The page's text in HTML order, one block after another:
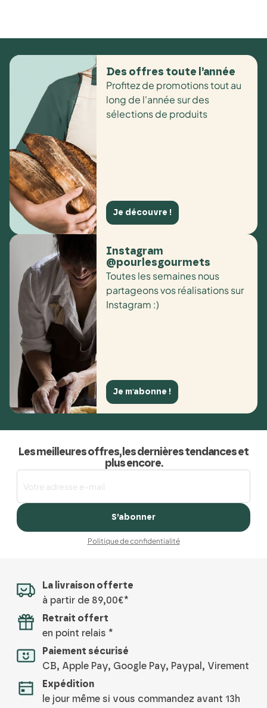
Des offres toute l’année
Profitez de promotions tout au
long de l'année sur des
sélections de produits
Je découvre !
Instagram
@pourlesgourmets
Toutes les semaines nous
partageons vos réalisations sur
Instagram :)
Je m'abonne !
Les meilleures offres, les dernières tendances et
plus encore.
S’abonner
Politique de confidentialité
La livraison offerte
à partir de 89,00€*
Retrait offert
en point relais *
Paiement sécurisé
CB, Apple Pay, Google Pay, Paypal, Virement
Expédition
le jour même si vous commandez avant 13h